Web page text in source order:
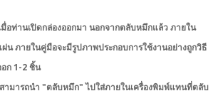
อท่านเปิดกล่องออกมา นอกจากตลับหมึกแล้ว ภายใน
น ภายในคู่มือจะมีรูปภาพประกอบการใช้งานอย่างถูกวิธี
อก 1-2 ชิ้น
ามารถนำ "ตลับหมึก" ไปใส่ภายในเครื่องพิมพ์แทนที่ตลับ